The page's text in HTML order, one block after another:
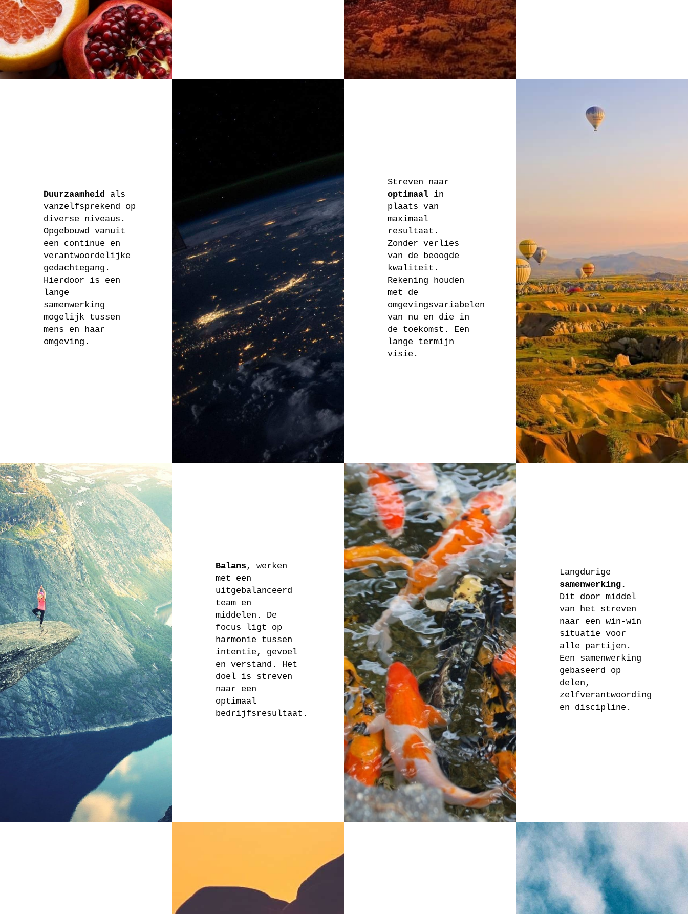
Duurzaamheid als
vanzelfsprekend op
diverse niveaus.
Opgebouwd vanuit
een continue en
verantwoordelijke
gedachtegang.
Hierdoor is een
lange
samenwerking
mogelijk tussen
mens en haar
omgeving.
Streven naar
optimaal in
plaats van
maximaal
resultaat.
Zonder verlies
van de beoogde
kwaliteit.
Rekening houden
met de
omgevingsvariabelen
van nu en die in
de toekomst. Een
lange termijn
visie.
Balans, werken
met een
uitgebalanceerd
team en
middelen. De
focus ligt op
harmonie tussen
intentie, gevoel
en verstand. Het
doel is streven
naar een
optimaal
bedrijfsresultaat.
Langdurige
samenwerking.
Dit door middel
van het streven
naar een win-win
situatie voor
alle partijen.
Een samenwerking
gebaseerd op
delen,
zelfverantwoording
en discipline.